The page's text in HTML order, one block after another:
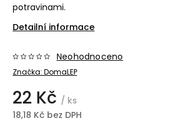
potravinami.
Detailní informace
Značka: DomaLEP
Neohodnoceno
22 Kč / ks
18,18 Kč bez DPH